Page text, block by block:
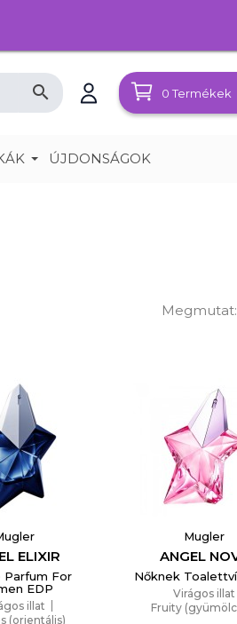
search 0 Termékek
ÚJDONSÁGOK
Megmutat:
ELIXIR
Parfum For
EDP
illat
(orientális)
Mugler
ANGEL
Nőknek
Virágos illat
Fruity